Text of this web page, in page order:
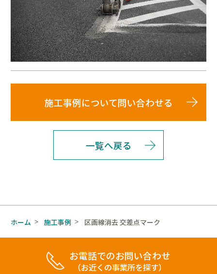
施工事例について問い合わせる
一覧へ戻る
ホーム > 施工事例 > 区画線消去 交差点マーク
お電話でのお問い合わせ
（お近くの事業所を探す）